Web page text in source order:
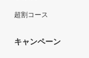
超割コース
キャンペーン